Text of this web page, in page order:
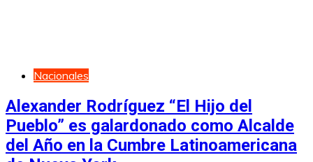
Nacionales
Alexander Rodríguez “El Hijo del
Pueblo” es galardonado como Alcalde
del Año en la Cumbre Latinoamericana